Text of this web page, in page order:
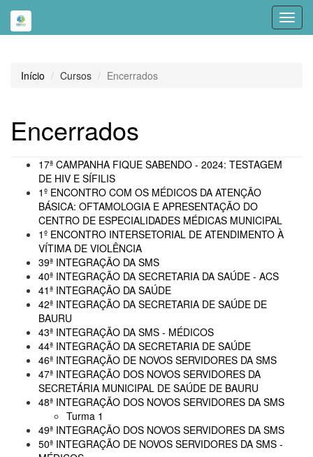
Início Cursos Encerrados
Encerrados
17ª CAMPANHA FIQUE SABENDO - 2024: TESTAGEM
DE HIV E SÍFILIS
1º ENCONTRO COM OS MÉDICOS DA ATENÇÃO
BÁSICA: OFTAMOLOGIA E APRESENTAÇÃO DO
CENTRO DE ESPECIALIDADES MÉDICAS MUNICIPAL
1º ENCONTRO INTERSETORIAL DE ATENDIMENTO À
VÍTIMA DE VIOLÊNCIA
39ª INTEGRAÇÃO DA SMS
40ª INTEGRAÇÃO DA SECRETARIA DA SAÚDE - ACS
41ª INTEGRAÇÃO DA SAÚDE
42ª INTEGRAÇÃO DA SECRETARIA DE SAÚDE DE
BAURU
43ª INTEGRAÇÃO DA SMS - MÉDICOS
44ª INTEGRAÇÃO DA SECRETARIA DE SAÚDE
46ª INTEGRAÇÃO DE NOVOS SERVIDORES DA SMS
47ª INTEGRAÇÃO DOS NOVOS SERVIDORES DA
SECRETÁRIA MUNICIPAL DE SAÚDE DE BAURU
48ª INTEGRAÇÃO DOS NOVOS SERVIDORES DA SMS
Turma 1
49ª INTEGRAÇÃO DOS NOVOS SERVIDORES DA SMS
50ª INTEGRAÇÃO DE NOVOS SERVIDORES DA SMS -